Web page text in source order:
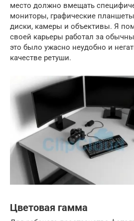
место должно вмещать
мониторы, графические
диски, камеры и объективы. Я
своей карьеры работал за
это было ужасно неудобно и
качестве ретуши.
Цветовая гамма